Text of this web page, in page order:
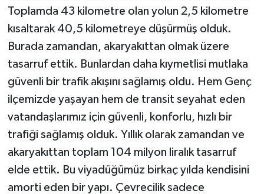
Toplamda 43 kilometre olan yolun 2,5 kilometre
kısaltarak 40,5 kilometreye düşürmüş olduk.
Burada zamandan, akaryakıttan olmak üzere
tasarruf ettik. Bunlardan daha kıymetlisi mutlaka
güvenli bir trafik akışını sağlamış oldu. Hem Genç
ilçemizde yaşayan hem de transit seyahat eden
vatandaşlarımız için güvenli, konforlu, hızlı bir
trafiği sağlamış olduk. Yıllık olarak zamandan ve
akaryakıttan toplam 104 milyon liralık tasarruf
elde ettik. Bu viyadüğümüz birkaç yılda kendisini
amorti eden bir yapı. Çevrecilik sadece